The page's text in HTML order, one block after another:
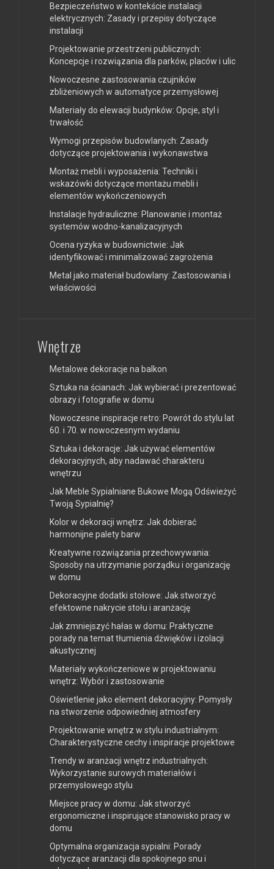
Bezpieczeństwo w kontekście instalacji
elektrycznych: Zasady i przepisy dotyczące
instalacji
Projektowanie przestrzeni publicznych:
Koncepcje i rozwiązania dla parków, placów i ulic
Nowoczesne zastosowania czujników
zbliżeniowych w automatyce przemysłowej
Materiały do elewacji budynków: Opcje, styl i
trwałość
Wymogi przepisów budowlanych: Zasady
dotyczące projektowania i wykonawstwa
Montaż mebli i wyposażenia: Techniki i
wskazówki dotyczące montażu mebli i
elementów wykończeniowych
Instalacje hydrauliczne: Planowanie i montaż
systemów wodno-kanalizacyjnych
Ocena ryzyka w budownictwie: Jak
identyfikować i minimalizować zagrożenia
Metal jako materiał budowlany: Zastosowania i
właściwości
Wnętrze
Metalowe dekoracje na balkon
Sztuka na ścianach: Jak wybierać i prezentować
obrazy i fotografie w domu
Nowoczesne inspiracje retro: Powrót do stylu lat
60. i 70. w nowoczesnym wydaniu
Sztuka i dekoracje: Jak używać elementów
dekoracyjnych, aby nadawać charakteru
wnętrzu
Jak Meble Sypialniane Bukowe Mogą Odświeżyć
Twoją Sypialnię?
Kolor w dekoracji wnętrz: Jak dobierać
harmonijne palety barw
Kreatywne rozwiązania przechowywania:
Sposoby na utrzymanie porządku i organizację
w domu
Dekoracyjne dodatki stołowe: Jak stworzyć
efektowne nakrycie stołu i aranżację
Jak zmniejszyć hałas w domu: Praktyczne
porady na temat tłumienia dźwięków i izolacji
akustycznej
Materiały wykończeniowe w projektowaniu
wnętrz: Wybór i zastosowanie
Oświetlenie jako element dekoracyjny: Pomysły
na stworzenie odpowiedniej atmosfery
Projektowanie wnętrz w stylu industrialnym:
Charakterystyczne cechy i inspiracje projektowe
Trendy w aranżacji wnętrz industrialnych:
Wykorzystanie surowych materiałów i
przemysłowego stylu
Miejsce pracy w domu: Jak stworzyć
ergonomiczne i inspirujące stanowisko pracy w
domu
Optymalna organizacja sypialni: Porady
dotyczące aranżacji dla spokojnego snu i